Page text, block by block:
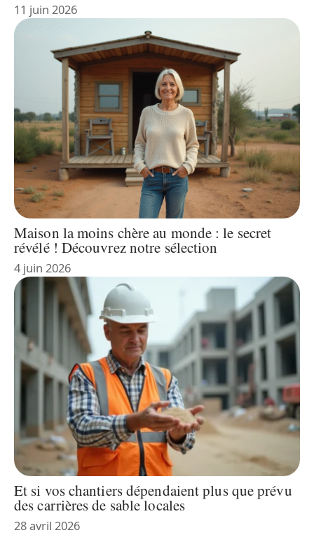
11 juin 2026
Maison la moins chère au monde : le secret
révélé ! Découvrez notre sélection
4 juin 2026
Et si vos chantiers dépendaient plus que prévu
des carrières de sable locales
28 avril 2026